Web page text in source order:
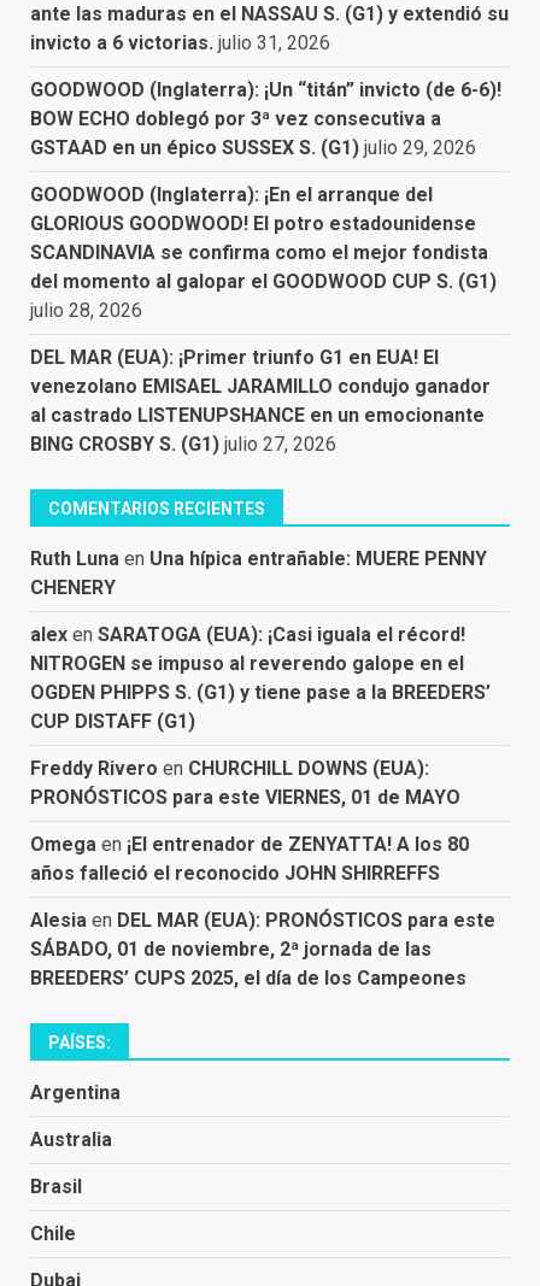
ante las maduras en el NASSAU S. (G1) y extendió su
invicto a 6 victorias. julio 31, 2026
GOODWOOD (Inglaterra): ¡Un “titán” invicto (de 6-6)!
BOW ECHO doblegó por 3ª vez consecutiva a
GSTAAD en un épico SUSSEX S. (G1) julio 29, 2026
GOODWOOD (Inglaterra): ¡En el arranque del
GLORIOUS GOODWOOD! El potro estadounidense
SCANDINAVIA se confirma como el mejor fondista
del momento al galopar el GOODWOOD CUP S. (G1)
julio 28, 2026
DEL MAR (EUA): ¡Primer triunfo G1 en EUA! El
venezolano EMISAEL JARAMILLO condujo ganador
al castrado LISTENUPSHANCE en un emocionante
BING CROSBY S. (G1) julio 27, 2026
COMENTARIOS RECIENTES
Ruth Luna en Una hípica entrañable: MUERE PENNY
CHENERY
alex en SARATOGA (EUA): ¡Casi iguala el récord!
NITROGEN se impuso al reverendo galope en el
OGDEN PHIPPS S. (G1) y tiene pase a la BREEDERS’
CUP DISTAFF (G1)
Freddy Rivero en CHURCHILL DOWNS (EUA):
PRONÓSTICOS para este VIERNES, 01 de MAYO
Omega en ¡El entrenador de ZENYATTA! A los 80
años falleció el reconocido JOHN SHIRREFFS
Alesia en DEL MAR (EUA): PRONÓSTICOS para este
SÁBADO, 01 de noviembre, 2ª jornada de las
BREEDERS’ CUPS 2025, el día de los Campeones
PAÍSES:
Argentina
Australia
Brasil
Chile
Dubai